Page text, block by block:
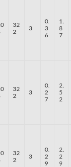
32
2
3
0.
3
6
1.
8
7
32
2
3
0.
2
7
2.
5
2
32
2
3
0.
2
9
2.
2
9